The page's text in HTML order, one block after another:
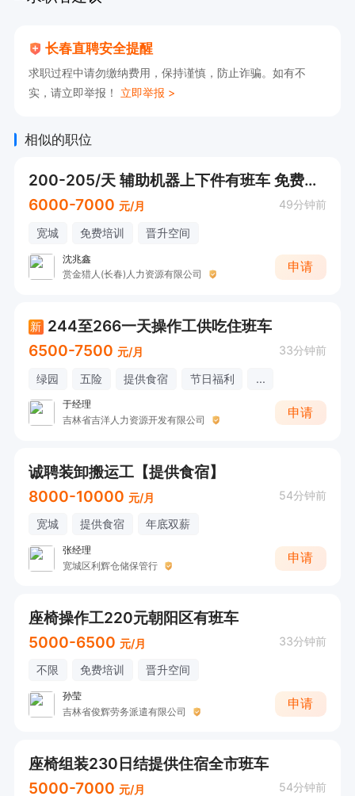
长春直聘安全提醒
求职过程中请勿缴纳费用，保持谨慎，防止诈骗。如有不
实，请立即举报！ 立即举报 >
相似的职位
200-205/天 辅助机器上下件有班车 免费食宿+
6000-7000 元/月 49分钟前
宽城 免费培训 晋升空间
沈兆鑫
赏金猎人(长春)人力资源有限公司
申请
新 244至266一天操作工供吃住班车
6500-7500 元/月 33分钟前
绿园 五险 提供食宿 节日福利 ...
于经理
吉林省吉洋人力资源开发有限公司
申请
诚聘装卸搬运工【提供食宿】
8000-10000 元/月 54分钟前
宽城 提供食宿 年底双薪
张经理
宽城区利辉仓储保管行
申请
座椅操作工220元朝阳区有班车
5000-6500 元/月 33分钟前
不限 免费培训 晋升空间
孙莹
吉林省俊辉劳务派遣有限公司
申请
座椅组装230日结提供住宿全市班车
5000-7000 元/月 54分钟前